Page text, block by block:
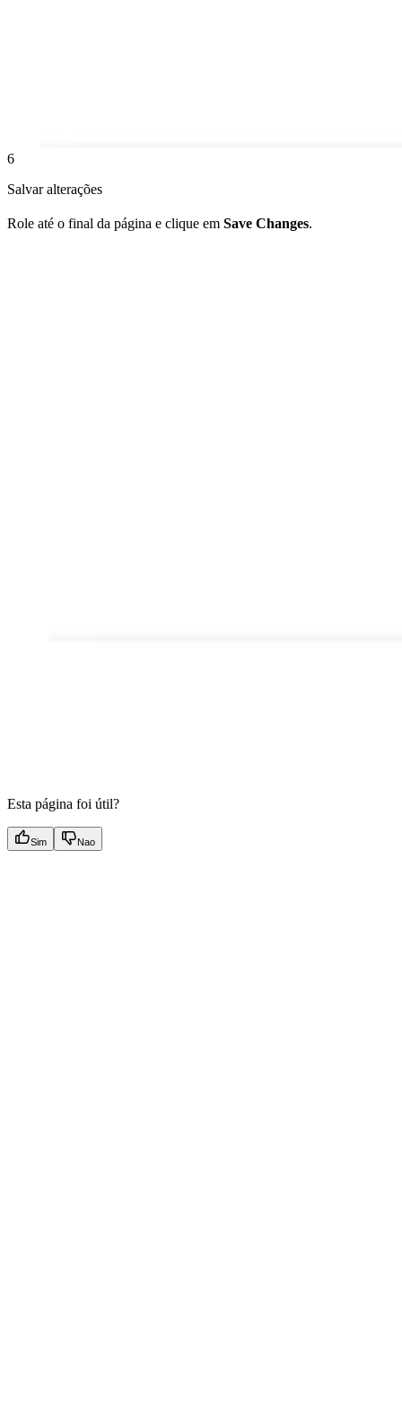
6
Salvar alterações
Role até o final da página e clique em Save Changes.
Esta página foi útil?
Sim Nao